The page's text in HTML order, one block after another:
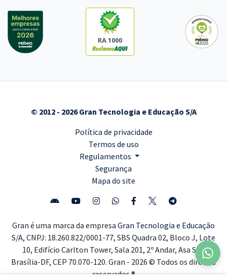
RA 1000
© 2012 - 2026 Gran Tecnologia e Educação S/A
Política de privacidade
Termos de uso
Regulamentos
Segurança
Mapa do site
Gran é uma marca da empresa Gran Tecnologia e Educação
S/A, CNPJ: 18.260.822/0001-77, SBS Quadra 02, Bloco J, Lote
10, Edifício Carlton Tower, Sala 201, 2º Andar, Asa Sul,
Brasília-DF, CEP 70.070-120. Gran - 2026 © Todos os direitos
reservados ®